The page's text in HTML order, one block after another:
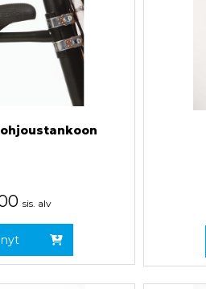
sis. alv
nyt